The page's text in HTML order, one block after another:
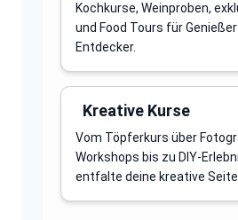
Kochkurse, Weinproben,
und Food Tours für Genießer
Entdecker.
Kreative Kurse
Vom Töpferkurs über
Workshops bis zu DIY-
entfalte deine kreative